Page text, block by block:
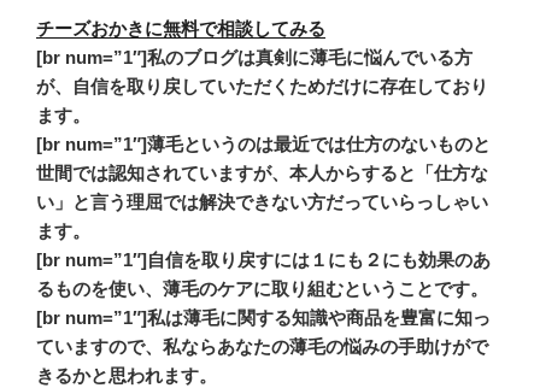
チーズおかきに無料で相談してみる
[br num=”1″]私のブログは真剣に薄毛に悩んでいる方
が、自信を取り戻していただくためだけに存在しており
ます。
[br num=”1″]薄毛というのは最近では仕方のないものと
世間では認知されていますが、本人からすると「仕方な
い」と言う理屈では解決できない方だっていらっしゃい
ます。
[br num=”1″]自信を取り戻すには１にも２にも効果のあ
るものを使い、薄毛のケアに取り組むということです。
[br num=”1″]私は薄毛に関する知識や商品を豊富に知っ
ていますので、私ならあなたの薄毛の悩みの手助けがで
きるかと思われます。